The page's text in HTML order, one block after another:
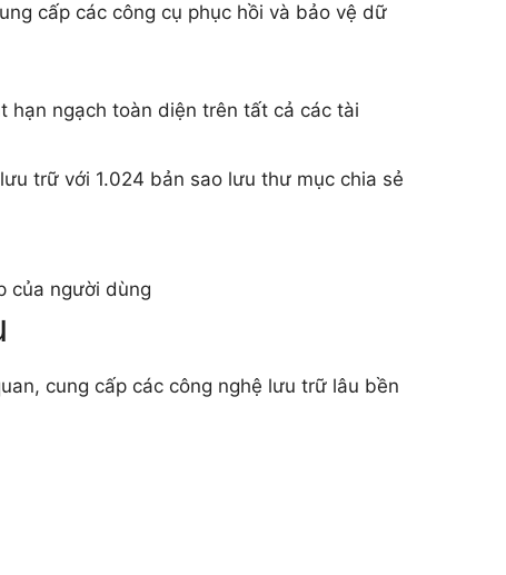
cấp các công cụ phục hồi và bảo vệ dữ
hạn ngạch toàn diện trên tất cả các tài
trữ với 1.024 bản sao lưu thư mục chia sẻ
của người dùng
cung cấp các công nghệ lưu trữ lâu bền